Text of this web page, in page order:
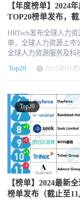
多样性分布考虑 遴选名单重点参考HRTech LRP品牌监测指数 榜单
不包含市值核心构成非HR业务的公司 入
亿美元，我们将会从榜单中
订阅HRTech的每周咨
源。 https://
如既往的加大对于行业
第三方专业服务机构，
引领行业新科技新趋势
企业与产品，关注并
行业市值榜单和HR科
坛，表彰认可业内先进
【年度榜单】2024
TOP20榜单发布，
HRTech发布全球人力
单，全球人力资源上市
全球人力资源服务及科技发
一个观察这个行业动态
况的不同，不同细分领
来看看。 全球人力资源上市公司创新品牌市值2024年度Top20榜单以
12月最后一个交易日
以看榜单和后续解读。 全球人力资源上市公司创新品牌市值2024年
度TOP20榜单（2024年12月31日
HRTechChina.com (另
以访问网站获取 ) 特别注意，因以美元为单位，所以在汇率换算中
会有一定的浮动，仅供参考。 全球人力资源上市公司
Top20榜单每月的最后
准，同时以当天汇率兑换美元市值排
心基于以下几个方面： 对于中国HR行业发展具有极大参考和标杆作
用 实际业务发展中具有创新业务和创新举措 不同业态和不同国家的
Top20 2025年01月
Top20
【榜单】2024最新
榜单发布（截止至11